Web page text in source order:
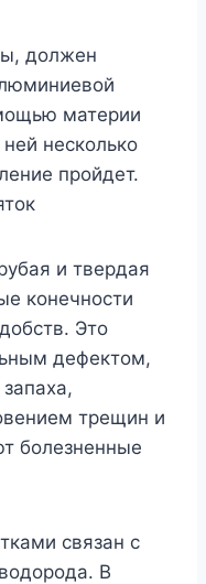
должен
материи
несколько
пройдет.
и твердая
конечности
Это
дефектом,
трещин и
болезненные
связан с
В